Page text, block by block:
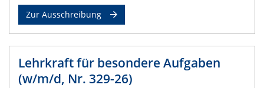
Zur Ausschreibung
Lehrkraft für besondere Aufgaben
(w/m/d, Nr. 329-26)